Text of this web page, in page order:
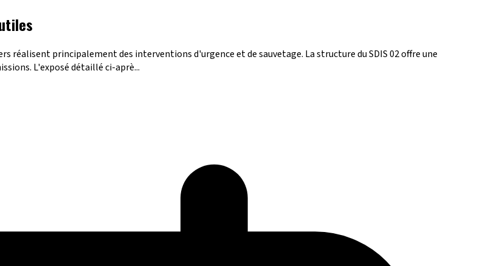
réalisent principalement des interventions d'urgence et de sauvetage. La structure du SDIS 02 offre une
L'exposé détaillé ci-aprè...